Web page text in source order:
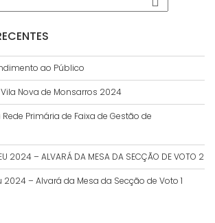
ao Público
Nova de Monsarros 2024
Rede Primária de Faixa de Gestão de
2024 – ALVARÁ DA MESA DA SECÇÃO DE VOTO 2
– Alvará da Mesa da Secção de Voto 1